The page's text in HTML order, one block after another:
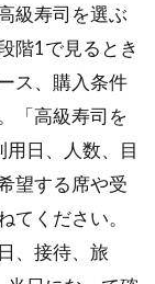
級寿司を選ぶ
階1で見るとき
ス、購入条件
「高級寿司を
日、人数、目
望する席や受
てください。
、接待、旅